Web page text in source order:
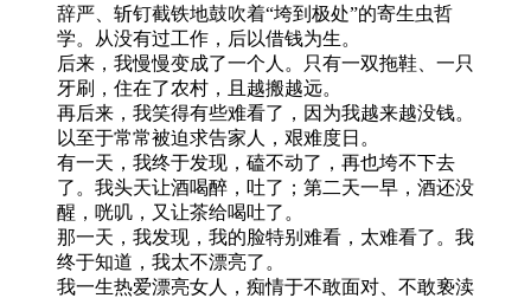
辞严、斩钉截铁地鼓吹着“垮到极处”的寄生虫哲
学。从没有过工作，后以借钱为生。
后来，我慢慢变成了一个人。只有一双拖鞋、一只
牙刷，住在了农村，且越搬越远。
再后来，我笑得有些难看了，因为我越来越没钱。
以至于常常被迫求告家人，艰难度日。
有一天，我终于发现，磕不动了，再也垮不下去
了。我头天让酒喝醉，吐了；第二天一早，酒还没
醒，咣叽，又让茶给喝吐了。
那一天，我发现，我的脸特别难看，太难看了。我
终于知道，我太不漂亮了。
我一生热爱漂亮女人，痴情于不敢面对、不敢亵渎